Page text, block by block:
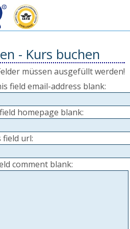
- Kurs buchen
müssen ausgefüllt werden!
field email-address blank:
homepage blank:
url:
comment blank: